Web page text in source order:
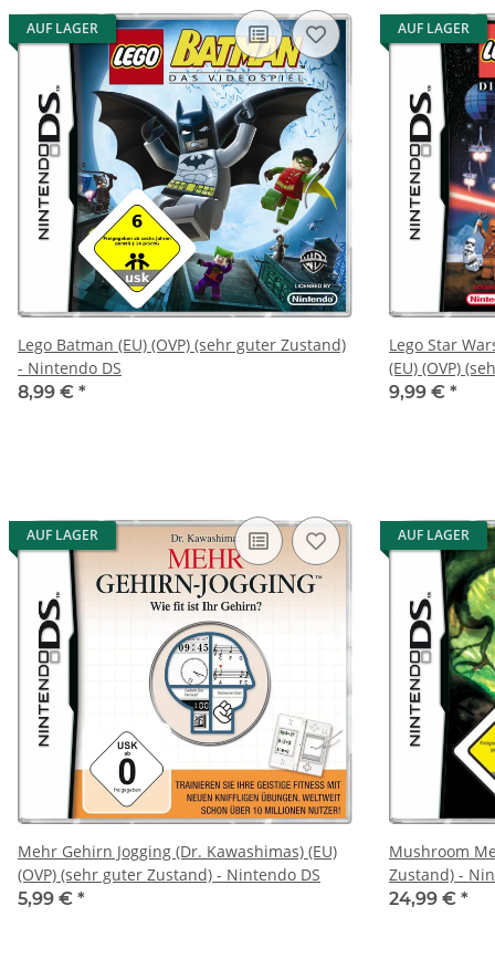
AUF LAGER
Lego Batman (EU) (OVP) (sehr guter Zustand)
- Nintendo DS
8,99 € *
AUF LAGER
Lego Star
(EU) (OVP)
9,99 € *
AUF LAGER
Mehr Gehirn Jogging (Dr. Kawashimas) (EU)
(OVP) (sehr guter Zustand) - Nintendo DS
5,99 € *
AUF LAGER
Mushroom
Zustand) -
24,99 € *